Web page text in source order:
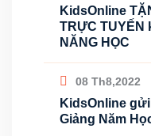
KidsOnline
TRỰC TUYẾN
NĂNG HỌC
08 Th8,2022
KidsOnline
Giảng Năm